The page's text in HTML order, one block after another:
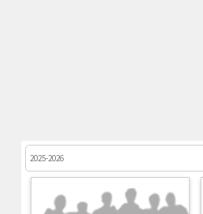
2025-2026